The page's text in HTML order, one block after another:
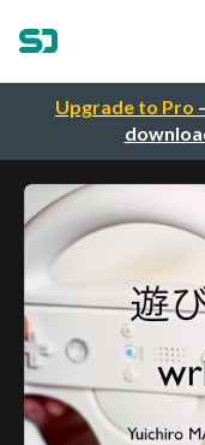
Upgrade to Pro